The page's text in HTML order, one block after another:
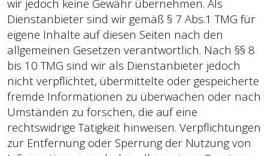
wir jedoch keine Gewähr übernehmen. Als
Dienstanbieter sind wir gemäß § 7 Abs.1 TMG für
eigene Inhalte auf diesen Seiten nach den
allgemeinen Gesetzen verantwortlich. Nach §§ 8
bis 10 TMG sind wir als Dienstanbieter jedoch
nicht verpflichtet, übermittelte oder gespeicherte
fremde Informationen zu überwachen oder nach
Umständen zu forschen, die auf eine
rechtswidrige Tätigkeit hinweisen. Verpflichtungen
zur Entfernung oder Sperrung der Nutzung von